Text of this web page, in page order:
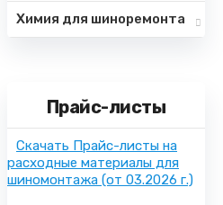
Химия для шиноремонта
Прайс-листы
Скачать Прайс-листы на
расходные материалы для
шиномонтажа (от 03.2026 г.)